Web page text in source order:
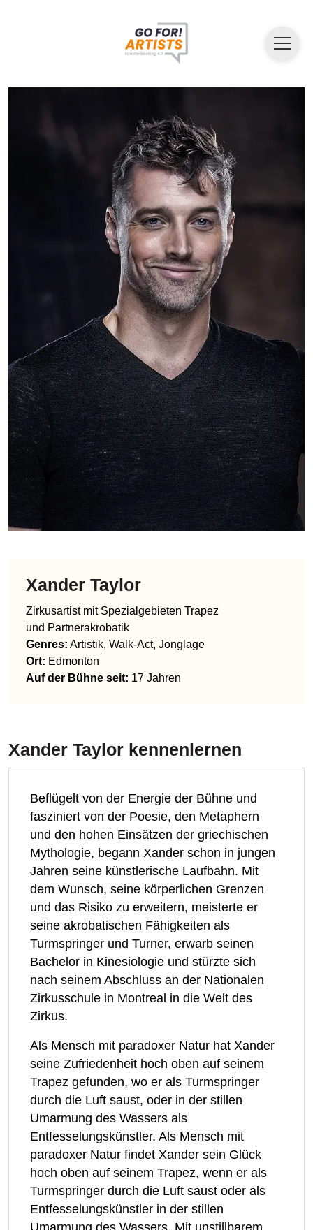
Xander Taylor
Zirkusartist mit Spezialgebieten Trapez
und Partnerakrobatik
Genres: Artistik, Walk-Act, Jonglage
Ort: Edmonton
Auf der Bühne seit: 17 Jahren
Xander Taylor kennenlernen
Beflügelt von der Energie der Bühne und
fasziniert von der Poesie, den Metaphern
und den hohen Einsätzen der griechischen
Mythologie, begann Xander schon in jungen
Jahren seine künstlerische Laufbahn. Mit
dem Wunsch, seine körperlichen Grenzen
und das Risiko zu erweitern, meisterte er
seine akrobatischen Fähigkeiten als
Turmspringer und Turner, erwarb seinen
Bachelor in Kinesiologie und stürzte sich
nach seinem Abschluss an der Nationalen
Zirkusschule in Montreal in die Welt des
Zirkus.
Als Mensch mit paradoxer Natur hat Xander
seine Zufriedenheit hoch oben auf seinem
Trapez gefunden, wo er als Turmspringer
durch die Luft saust, oder in der stillen
Umarmung des Wassers als
Entfesselungskünstler. Als Mensch mit
paradoxer Natur findet Xander sein Glück
hoch oben auf seinem Trapez, wenn er als
Turmspringer durch die Luft saust oder als
Entfesselungskünstler in der stillen